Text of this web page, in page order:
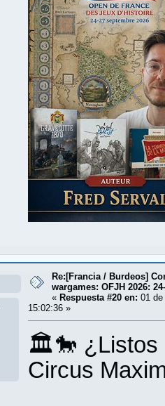
Re:[Francia / Burdeos]
wargames: OFJH 2026:
« Respuesta #20 en: 01
15:02:36 »
🏛️🐎 ¿Listos
Circus